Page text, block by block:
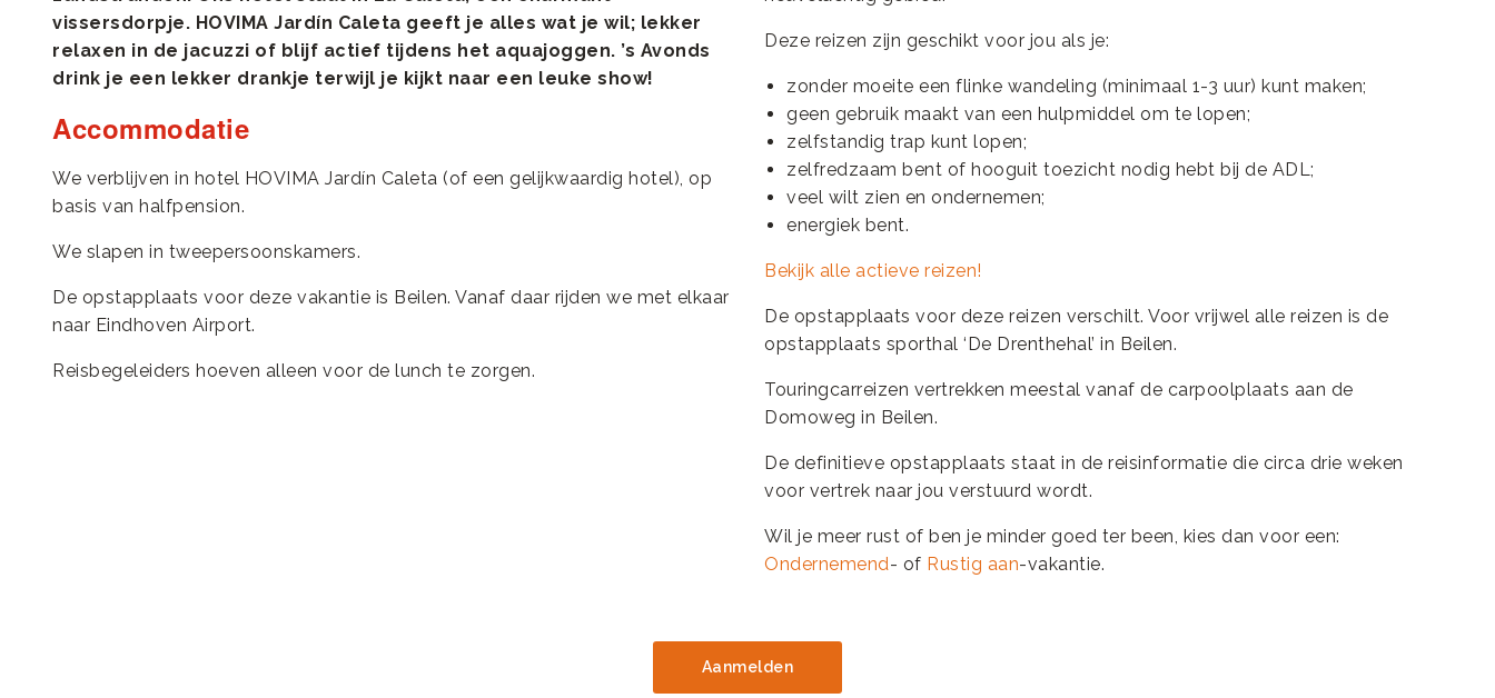
vissersdorpje. HOVIMA Jardín Caleta geeft je alles wat je wil; lekker
relaxen in de jacuzzi of blijf actief tijdens het aquajoggen. ’s Avonds
drink je een lekker drankje terwijl je kijkt naar een leuke show!
Accommodatie
We verblijven in hotel HOVIMA Jardín Caleta (of een gelijkwaardig hotel), op
basis van halfpension.
We slapen in tweepersoonskamers.
De opstapplaats voor deze vakantie is Beilen. Vanaf daar rijden we met elkaar
naar Eindhoven Airport.
Reisbegeleiders hoeven alleen voor de lunch te zorgen.
Deze reizen zijn geschikt voor jou als je:
zonder moeite een flinke wandeling (minimaal 1-3 uur) kunt maken;
geen gebruik maakt van een hulpmiddel om te lopen;
zelfstandig trap kunt lopen;
zelfredzaam bent of hooguit toezicht nodig hebt bij de ADL;
veel wilt zien en ondernemen;
energiek bent.
Bekijk alle actieve reizen!
De opstapplaats voor deze reizen verschilt. Voor vrijwel alle reizen is de
opstapplaats sporthal ‘De Drenthehal’ in Beilen.
Touringcarreizen vertrekken meestal vanaf de carpoolplaats aan de
Domoweg in Beilen.
De definitieve opstapplaats staat in de reisinformatie die circa drie weken
voor vertrek naar jou verstuurd wordt.
Wil je meer rust of ben je minder goed ter been, kies dan voor een:
Ondernemend- of Rustig aan-vakantie.
Aanmelden